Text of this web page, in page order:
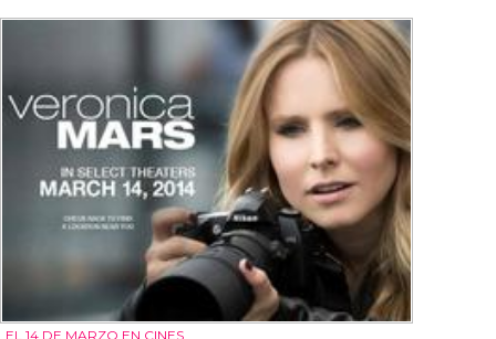
EL 14 DE MARZO EN CINES